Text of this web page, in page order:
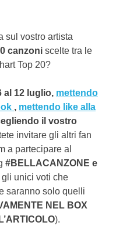
sul vostro artista
canzoni scelte tra le
Top 20?
al 12 luglio, mettendo
, mettendo like alla
il vostro
invitare gli altri fan
a partecipare al
#BELLACANZONE e
unici voti che
saranno solo quelli
NEL BOX
).